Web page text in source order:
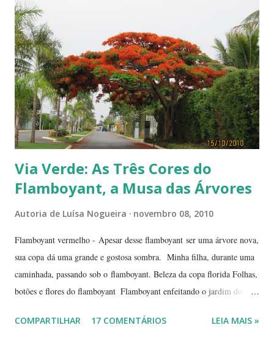
Via Verde: As Três Cores do
Flamboyant, a Musa das Árvores
Autoria de Luísa Nogueira novembro 08, 2010
Flamboyant vermelho - Apesar desse flamboyant ser uma árvore nova,
sua copa dá uma grande e gostosa sombra. Minha filha, durante uma
caminhada, passando sob o flamboyant. Beleza da copa florida Folhas,
botões e flores do flamboyant Flamboyant enfeitando o jardim do
fachada do TJ. Flores e galhos retorcidos do flamboyant. Flores do
COMPARTILHAR 17 COMENTÁRIOS LEIA MAIS »